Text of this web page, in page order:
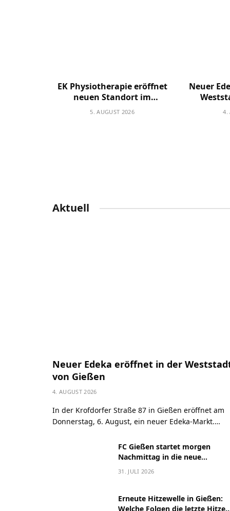
EK Physiotherapie eröffnet
neuen Standort im
ehemaligen Alt Gießen
5. AUGUST 2026
Neuer
4.
Aktuell
Neuer Edeka eröffnet in der
von Gießen
4. AUGUST 2026
In der Krofdorfer Straße 87 in Gießen eröffnet am
Donnerstag, 6. August, ein neuer Edeka-Markt.…
FC Gießen startet morgen
Nachmittag in die neue
31. JULI 2026
Erneute Hitzewelle in Gießen:
Welche Folgen die letzte Hitze